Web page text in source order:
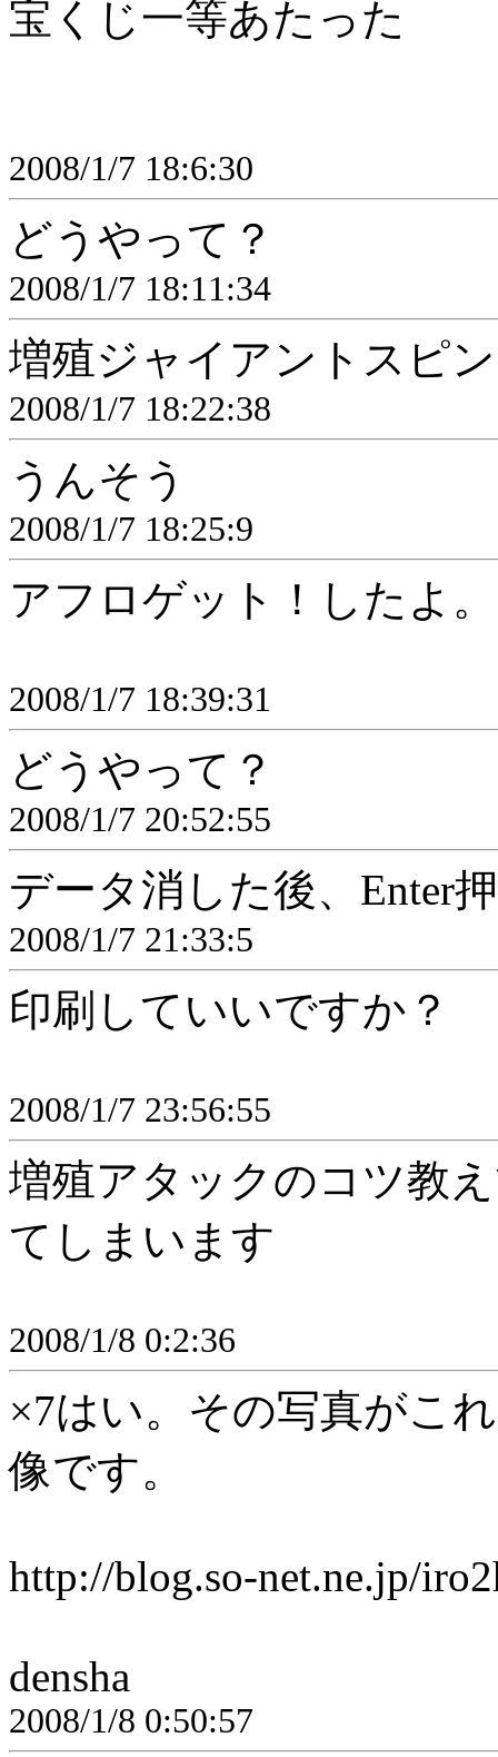
宝くじ一等あたった
2008/1/7 18:6:30
どうやって？
2008/1/7 18:11:34
増殖ジャイアントスピ
2008/1/7 18:22:38
うんそう
2008/1/7 18:25:9
アフロゲット！したよ。
2008/1/7 18:39:31
どうやって？
2008/1/7 20:52:55
データ消した後、Enter
2008/1/7 21:33:5
印刷していいですか？
2008/1/7 23:56:55
増殖アタックのコツ教
てしまいます
2008/1/8 0:2:36
×7はい。その写真がこ
像です。
http://blog.so-net.ne.jp/
densha
2008/1/8 0:50:57